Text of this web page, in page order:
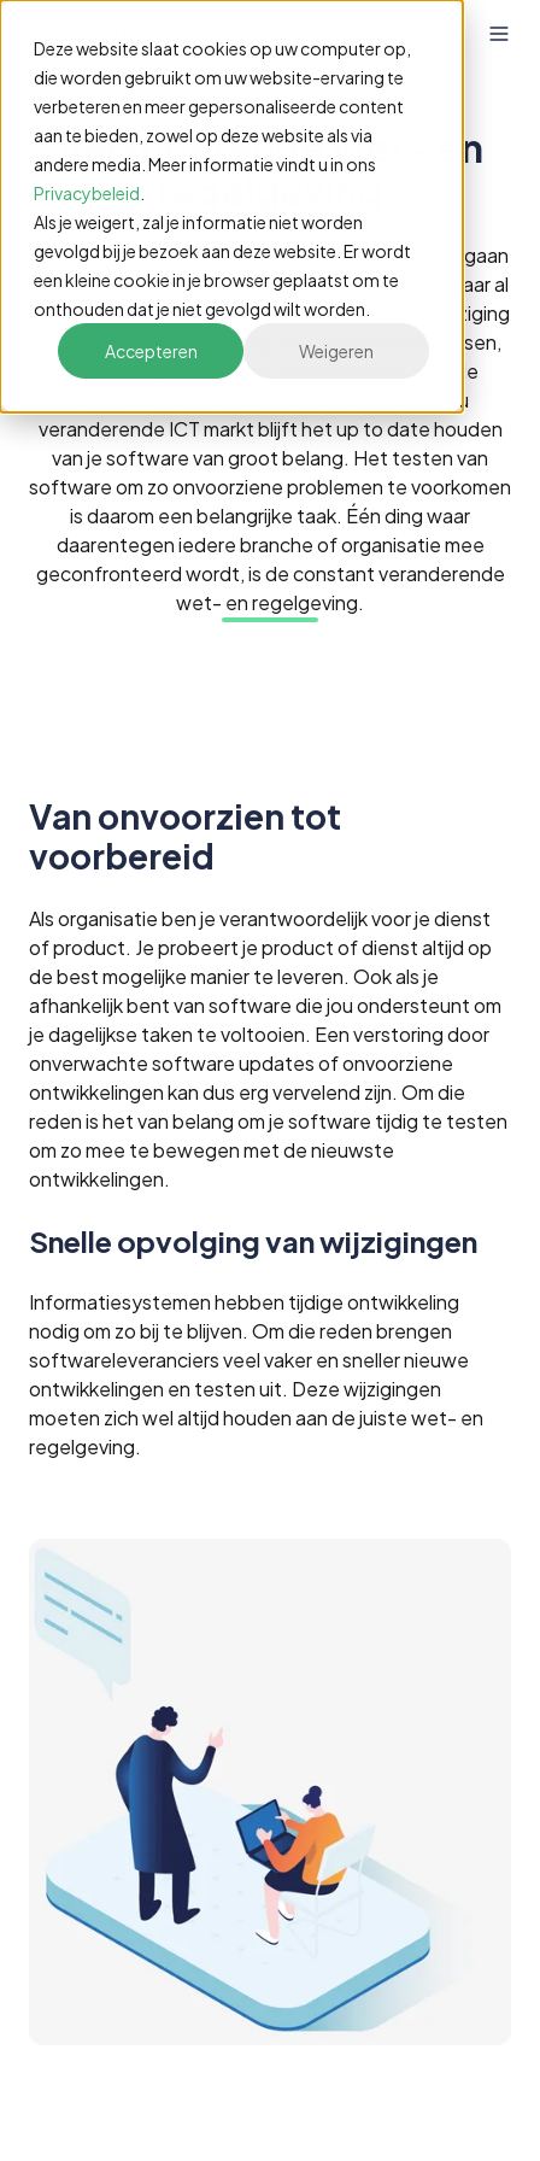
Deze website slaat cookies op uw computer op,
die worden gebruikt om uw website-ervaring te
verbeteren en meer gepersonaliseerde content
aan te bieden, zowel op deze website als via
andere media. Meer informatie vindt u in ons
Privacybeleid
Als je weigert, zal je informatie niet worden
gevolgd bij je bezoek aan deze website. Er wordt
een kleine cookie in je browser geplaatst om te
onthouden dat je niet gevolgd wilt worden.
Accepteren
Weigeren
Veranderende wet- en
Meegaan met ontwikkelingen betekent ook meegaan
met verandering. In de wereld van ICT komt dit maar al
te vaak naar voren. Waar de een bij een kleine wijziging
grote gevolgen ervaart op zijn dagelijkse processen,
voelt het voor de ander alsof de wijziging op de
achtergrond is doorgevoerd. In deze continu
veranderende ICT markt blijft het up to date houden
van je software van groot belang. Het testen van
software om zo onvoorziene problemen te voorkomen
is daarom een belangrijke taak. Één ding waar
daarentegen iedere branche of organisatie mee
geconfronteerd wordt, is de constant veranderende
wet- en regelgeving.
Van onvoorzien tot
voorbereid
Als organisatie ben je verantwoordelijk voor je dienst
of product. Je probeert je product of dienst altijd op
de best mogelijke manier te leveren. Ook als je
afhankelijk bent van software die jou ondersteunt om
je dagelijkse taken te voltooien. Een verstoring door
onverwachte software updates of onvoorziene
ontwikkelingen kan dus erg vervelend zijn. Om die
reden is het van belang om je software tijdig te testen
om zo mee te bewegen met de nieuwste
ontwikkelingen.
Snelle opvolging van wijzigingen
Informatiesystemen hebben tijdige ontwikkeling
nodig om zo bij te blijven. Om die reden brengen
softwareleveranciers veel vaker en sneller nieuwe
ontwikkelingen en testen uit. Deze wijzigingen
moeten zich wel altijd houden aan de juiste wet- en
regelgeving.